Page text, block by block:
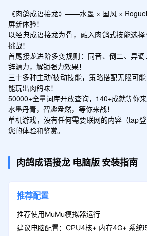
《肉鸽成语接龙》——水墨 × 国风 ×
屏新体验！
以经典成语接龙为骨，融入肉鸽式技能选
挑战！
首尾接龙进阶多变规则：同音、倒二、异
辞源力，解锁强力效果！
三十多种主动/被动技能，策略搭配无限可
能玩出肉鸽味！
50000+全量词库开放查询，140+成就等你来
水墨丹青，智趣盎然，等你来战！
单机游戏，没有任何需要联网的内容（tap
您的体验和鉴赏。
肉鸽成语接龙 电脑版 安装指南
推荐配置
推荐使用MuMu模拟器运行
建议电脑配置：CPU4核+ 内存4G+ 系统